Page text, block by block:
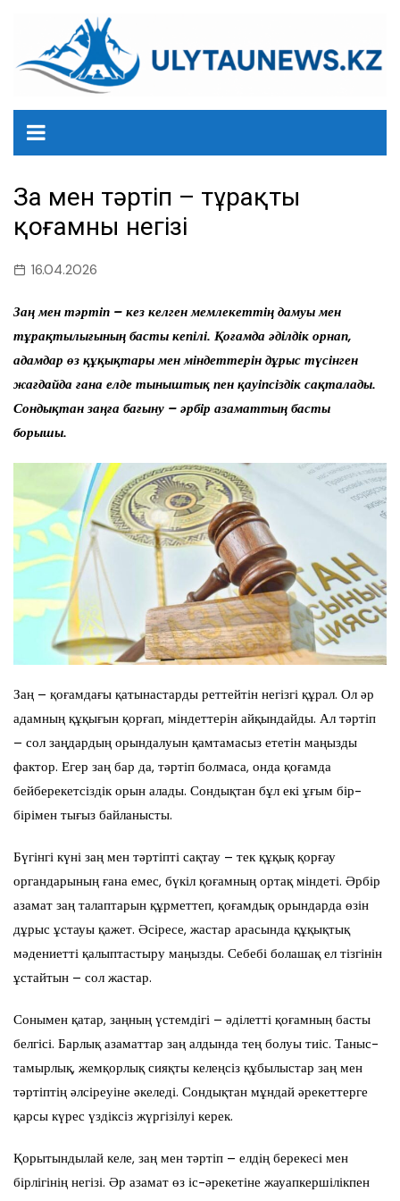
содержанию
Заң мен тәртіп – тұрақты
қоғамның негізі
16.04.2026
Заң мен тәртіп – кез келген мемлекеттің дамуы мен
тұрақтылығының басты кепілі. Қоғамда әділдік орнап,
адамдар өз құқықтары мен міндеттерін дұрыс түсінген
жағдайда ғана елде тыныштық пен қауіпсіздік сақталады.
Сондықтан заңға бағыну – әрбір азаматтың басты
борышы.
Заң – қоғамдағы қатынастарды реттейтін негізгі құрал. Ол әр
адамның құқығын қорғап, міндеттерін айқындайды. Ал тәртіп
– сол заңдардың орындалуын қамтамасыз ететін маңызды
фактор. Егер заң бар да, тәртіп болмаса, онда қоғамда
бейберекетсіздік орын алады. Сондықтан бұл екі ұғым бір-
бірімен тығыз байланысты.
Бүгінгі күні заң мен тәртіпті сақтау – тек құқық қорғау
органдарының ғана емес, бүкіл қоғамның ортақ міндеті. Әрбір
азамат заң талаптарын құрметтеп, қоғамдық орындарда өзін
дұрыс ұстауы қажет. Әсіресе, жастар арасында құқықтық
мәдениетті қалыптастыру маңызды. Себебі болашақ ел тізгінін
ұстайтын – сол жастар.
Сонымен қатар, заңның үстемдігі – әділетті қоғамның басты
белгісі. Барлық азаматтар заң алдында тең болуы тиіс. Таныс-
тамырлық, жемқорлық сияқты келеңсіз құбылыстар заң мен
тәртіптің әлсіреуіне әкеледі. Сондықтан мұндай әрекеттерге
қарсы күрес үздіксіз жүргізілуі керек.
Қорытындылай келе, заң мен тәртіп – елдің берекесі мен
бірлігінің негізі. Әр азамат өз іс-әрекетіне жауапкершілікпен